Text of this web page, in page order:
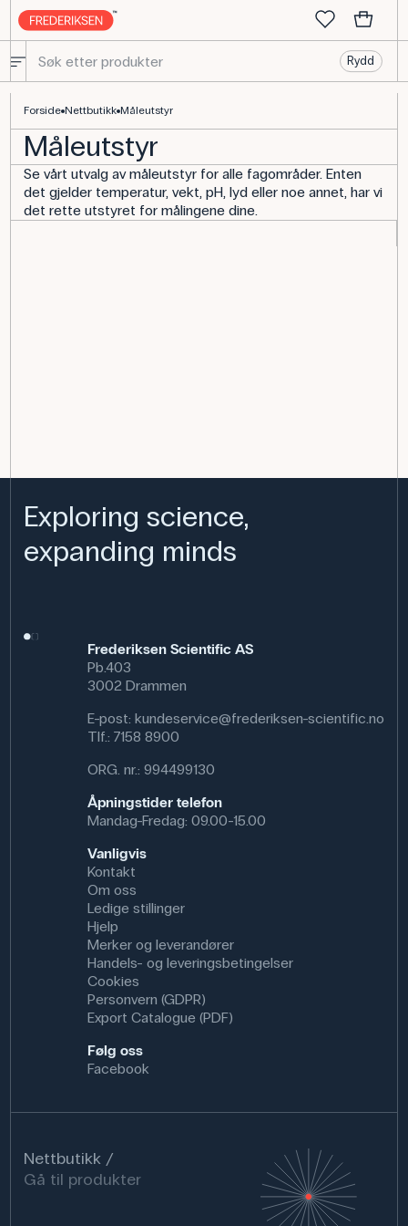
Rydd
Forside Nettbutikk Måleutstyr
Måleutstyr
Se vårt utvalg av måleutstyr for alle fagområder. Enten
det gjelder temperatur, vekt, pH, lyd eller noe annet, har vi
det rette utstyret for målingene dine.
Exploring science,
expanding minds
Frederiksen Scientific AS
Pb.403
3002 Drammen
E-post: kundeservice@frederiksen-scientific.no
Tlf.: 7158 8900
ORG. nr.: 994499130
Åpningstider telefon
Mandag-Fredag: 09.00-15.00
Vanligvis
Kontakt
Om oss
Ledige stillinger
Hjelp
Merker og leverandører
Handels- og leveringsbetingelser
Cookies
Personvern (GDPR)
Export Catalogue (PDF)
Følg oss
Facebook
Nettbutikk
Gå til produkter